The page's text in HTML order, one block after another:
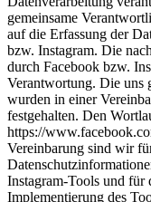
gemeinsame
auf die Erfassung der
bzw. Instagram. Die
durch Facebook bzw.
Verantwortung. Die uns
wurden in einer
festgehalten. Den
https://
Vereinbarung sind wir
Instagram-Tools und für
Implementierung des